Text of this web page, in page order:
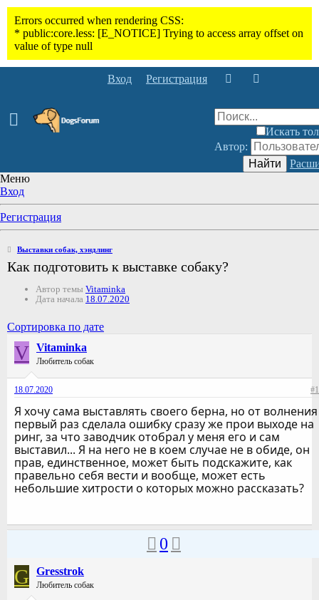
Вход Регистрация
Искать
Автор:
Найти
Меню
Вход
Регистрация
Выставки собак, хэндлинг
Как подготовить к выставке собаку?
Автор темы Vitaminka
Дата начала 18.07.2020
Сортировка по дате
V Vitaminka
Любитель собак
18.07.2020 #1
Я хочу сама выставлять своего берна, но от волнения
первый раз сделала ошибку сразу же прои выходе на
ринг, за что заводчик отобрал у меня его и сам
выставил... Я на него не в коем случае не в обиде, он
прав, единственное, может быть подскажите, как
правельно себя вести и вообще, может есть
небольшие хитрости о которых можно рассказать?
0
G Gresstrok
Любитель собак